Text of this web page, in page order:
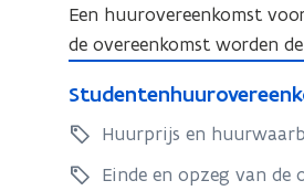
t
l
b
e
l
t
l
a
b
e
l
v
Een huurovereenkomst
de overeenkomst worden de
t
u
d
S
t
u
d
Huurprijs en
Einde en opzeg van de